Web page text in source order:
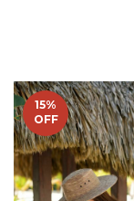
15%
OFF